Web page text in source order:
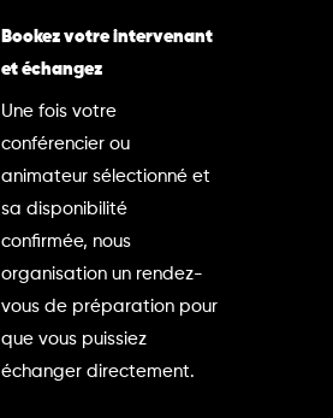
Bookez votre intervenant
et échangez
Une fois votre
conférencier ou
animateur sélectionné et
sa disponibilité
confirmée, nous
organisation un rendez-
vous de préparation pour
que vous puissiez
échanger directement.